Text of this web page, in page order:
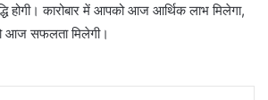
होगी। कारोबार में आपको आज आर्थिक लाभ मिलेगा,
आज सफलता मिलेगी।